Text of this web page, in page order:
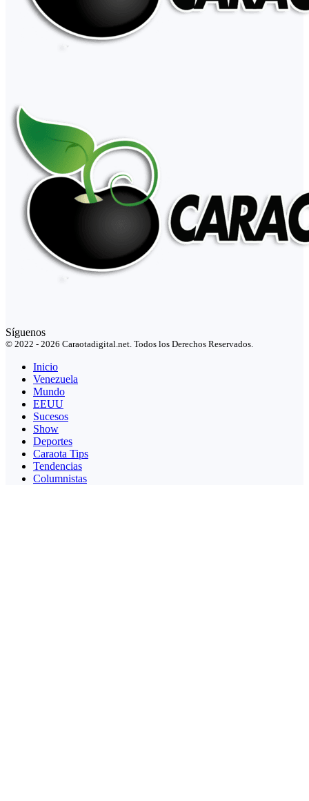
Síguenos
© 2022 - 2026 Caraotadigital.net. Todos los Derechos Reservados.
Inicio
Venezuela
Mundo
EEUU
Sucesos
Show
Deportes
Caraota Tips
Tendencias
Columnistas